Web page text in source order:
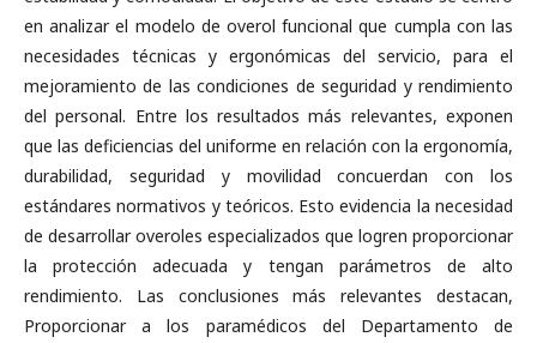
en analizar el modelo de overol funcional que cumpla con las
necesidades técnicas y ergonómicas del servicio, para el
mejoramiento de las condiciones de seguridad y rendimiento
del personal. Entre los resultados más relevantes, exponen
que las deficiencias del uniforme en relación con la ergonomía,
durabilidad, seguridad y movilidad concuerdan con los
estándares normativos y teóricos. Esto evidencia la necesidad
de desarrollar overoles especializados que logren proporcionar
la protección adecuada y tengan parámetros de alto
rendimiento. Las conclusiones más relevantes destacan,
Proporcionar a los paramédicos del Departamento de